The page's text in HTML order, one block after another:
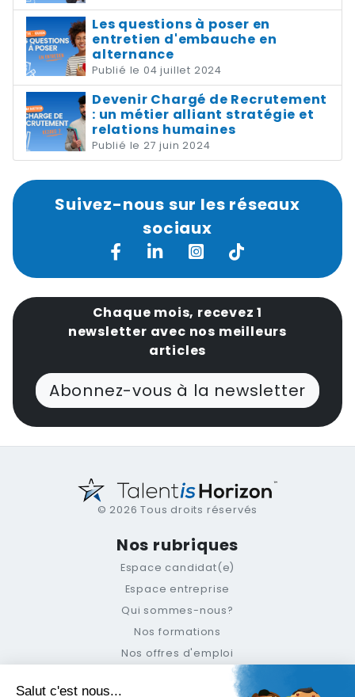
Les questions à poser en
entretien d'embauche en
alternance
Publié le 04 juillet 2024
Devenir Chargé de Recrutement
: un métier alliant stratégie et
relations humaines
Publié le 27 juin 2024
Suivez-nous sur les réseaux
sociaux
Chaque mois, recevez 1
newsletter avec nos meilleurs
articles
Abonnez-vous à la newsletter
© 2026 Tous droits réservés
Nos rubriques
Espace candidat(e)
Espace entreprise
Qui sommes-nous?
Nos formations
Nos offres d'emploi